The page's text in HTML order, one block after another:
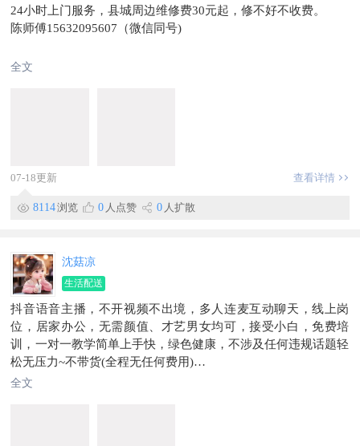
24小时上门服务，县城周边维修费30元起，修不好不收费。
陈师傅15632095607（微信同号)
全文
07-18更新 查看详情
8114浏览 0 人点赞 0 人扩散
沈菇凉
生活配送
抖音语音主播，不开视频不出境，多人连麦互动聊天，线上岗
位，居家办公，无需颜值、才艺男女均可，接受小白，免费培
训，一对一教学简单上手快，绿色健康，不涉及任何违规话题轻
松无压力~不带货(全程无任何费用)
[工作介绍]
全文